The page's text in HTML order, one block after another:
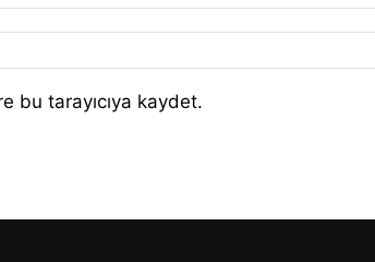
bu tarayıcıya kaydet.